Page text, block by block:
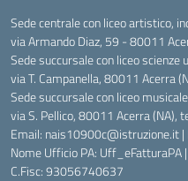
Sede centrale con liceo artistico,
via Armando Diaz, 59 - 80011
Sede succursale con liceo scienze
via T. Campanella, 80011 Acerra
Sede succursale con liceo
via S. Pellico, 80011 Acerra (NA),
Email: nais10900c@istruzione.it
Nome Ufficio PA: Uff_eFatturaPA
C.Fisc: 93056740637